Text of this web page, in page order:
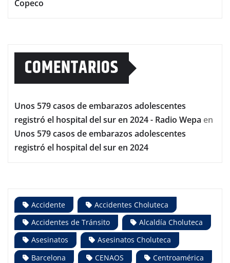
Copeco
COMENTARIOS
Unos 579 casos de embarazos adolescentes
registró el hospital del sur en 2024 - Radio Wepa en
Unos 579 casos de embarazos adolescentes
registró el hospital del sur en 2024
Accidente
Accidentes Choluteca
Accidentes de Tránsito
Alcaldía Choluteca
Asesinatos
Asesinatos Choluteca
Barcelona
CENAOS
Centroamérica